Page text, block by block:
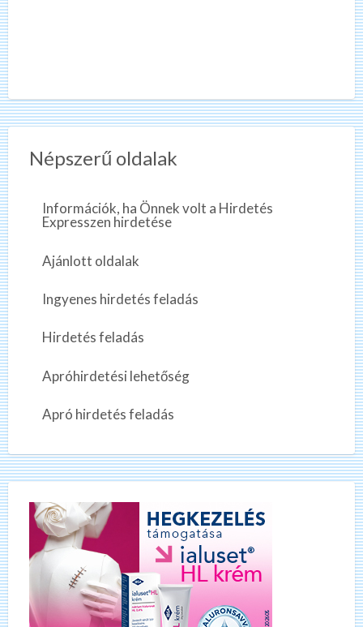
Népszerű oldalak
Információk, ha Önnek volt a Hirdetés
Expresszen hirdetése
Ajánlott oldalak
Ingyenes hirdetés feladás
Hirdetés feladás
Apróhirdetési lehetőség
Apró hirdetés feladás